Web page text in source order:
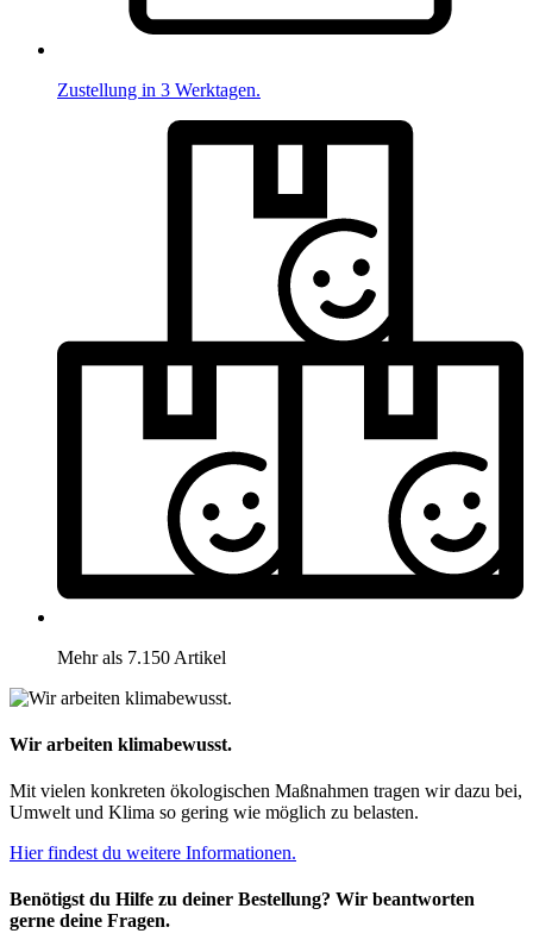
Zustellung in 3 Werktagen.
Mehr als 7.150 Artikel
Wir arbeiten klimabewusst.
Mit vielen konkreten ökologischen Maßnahmen tragen wir dazu bei,
Umwelt und Klima so gering wie möglich zu belasten.
Hier findest du weitere Informationen.
Benötigst du Hilfe zu deiner Bestellung? Wir beantworten
gerne deine Fragen.